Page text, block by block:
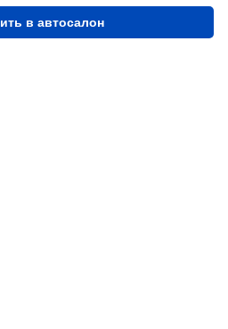
в автосалон